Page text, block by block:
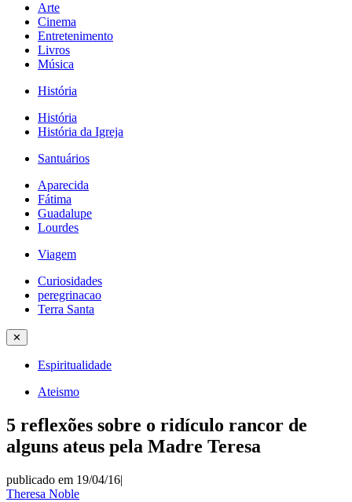
Arte
Cinema
Entretenimento
Livros
Música
História
História
História da Igreja
Santuários
Aparecida
Fátima
Guadalupe
Lourdes
Viagem
Curiosidades
peregrinacao
Terra Santa
✕
Espiritualidade
Ateismo
5 reflexões sobre o ridículo rancor de
alguns ateus pela Madre Teresa
publicado em 19/04/16|
Theresa Noble